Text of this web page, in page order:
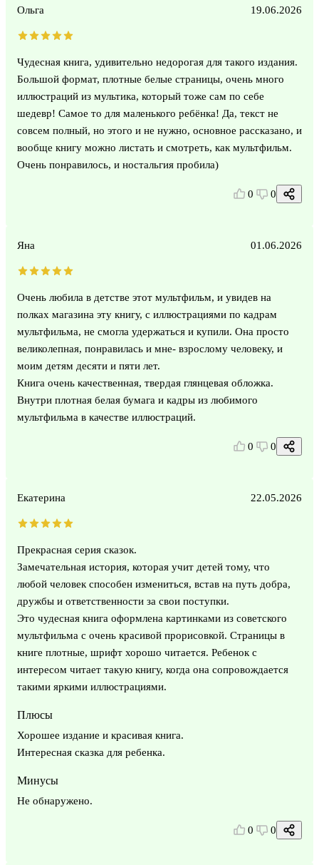
Ольга 19.06.2026
Чудесная книга, удивительно недорогая для такого издания.
Большой формат, плотные белые страницы, очень много
иллюстраций из мультика, который тоже сам по себе
шедевр! Самое то для маленького ребёнка! Да, текст не
совсем полный, но этого и не нужно, основное рассказано, и
вообще книгу можно листать и смотреть, как мультфильм.
Очень понравилось, и ностальгия пробила)
0 0
Яна 01.06.2026
Очень любила в детстве этот мультфильм, и увидев на
полках магазина эту книгу, с иллюстрациями по кадрам
мультфильма, не смогла удержаться и купили. Она просто
великолепная, понравилась и мне- взрослому человеку, и
моим детям десяти и пяти лет.
Книга очень качественная, твердая глянцевая обложка.
Внутри плотная белая бумага и кадры из любимого
мультфильма в качестве иллюстраций.
0 0
Екатерина 22.05.2026
Прекрасная серия сказок.
Замечательная история, которая учит детей тому, что
любой человек способен измениться, встав на путь добра,
дружбы и ответственности за свои поступки.
Это чудесная книга оформлена картинками из советского
мультфильма с очень красивой прорисовкой. Страницы в
книге плотные, шрифт хорошо читается. Ребенок с
интересом читает такую книгу, когда она сопровождается
такими яркими иллюстрациями.
Плюсы
Хорошее издание и красивая книга.
Интересная сказка для ребенка.
Минусы
Не обнаружено.
0 0